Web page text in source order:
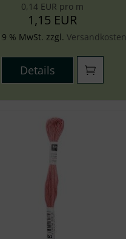
0,14 EUR pro m
1,15 EUR
% MwSt. zzgl. Versandkosten
Details